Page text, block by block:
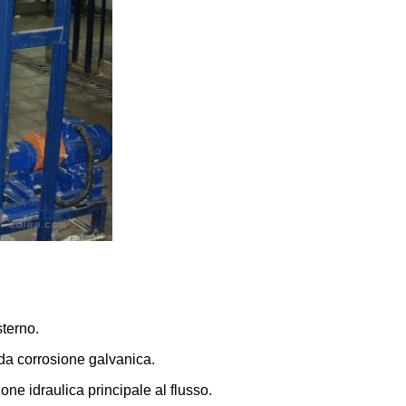
corrosione galvanica.
idraulica principale al flusso.